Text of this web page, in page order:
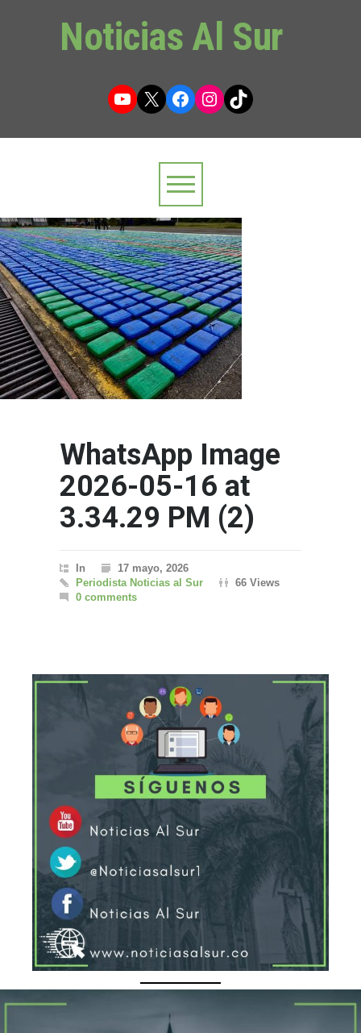
Noticias Al Sur
YouTube
X Facebook
Instagram
TikTok
WhatsApp Image
2026-05-16 at
3.34.29 PM (2)
In
17 mayo, 2026
Periodista Noticias al Sur
66 Views
0 comments